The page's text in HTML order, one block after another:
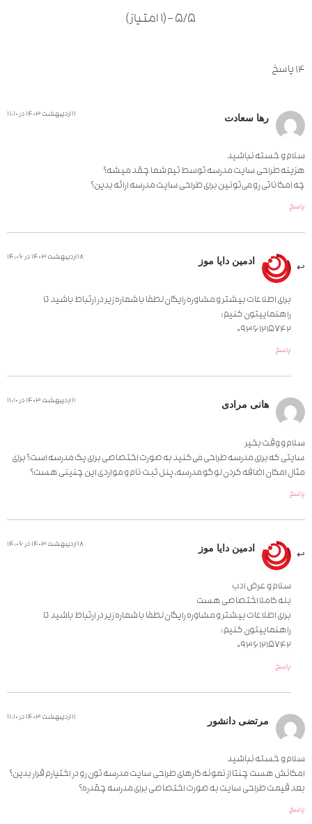
5/5 – (1 امتیاز)
14 پاسخ
رها سعادت 11 اردیبهشت 1403 در 11:10
سلام و خسته نباشید
هزینه طراحی سایت مدرسه توسط تیم شما چقد میشه؟
چه امکاناتی رو می‌تونین برای طراحی سایت مدرسه ارائه بدین؟
پاسخ
ادمین دایا موز 18 اردیبهشت 1403 در 14:06
برای اطلاعات بیشتر و مشاوره رایگان لطفا با شماره زیر در ارتباط باشید تا
راهنماییتون کنیم:
09361215742
پاسخ
هانی مرادی 11 اردیبهشت 1403 در 11:10
سلام و وقت بخیر
سایتی که برای مدرسه طراحی می‌کنید به صورت اختصاصی برای یک مدرسه است؟ برای
مثال امکان اضافه کردن لوگو مدرسه، پنل ثبت نام و مواردی این چنینی هست؟
پاسخ
ادمین دایا موز 18 اردیبهشت 1403 در 14:06
سلام و عرض ادب
بله کاملا اختصاصی هست
برای اطلاعات بیشتر و مشاوره رایگان لطفا با شماره زیر در ارتباط باشید تا
راهنماییتون کنیم:
09361215742
پاسخ
مرتضی دانشور 11 اردیبهشت 1403 در 11:10
سلام و خسته نباشید
امکانش هست چنتا از نمونه کارهای طراحی سایت مدرسه تون رو در اختیارم قرار بدین؟
بعد قیمت طراحی سایت به صورت اختصاصی برای مدرسه چقدره؟
پاسخ